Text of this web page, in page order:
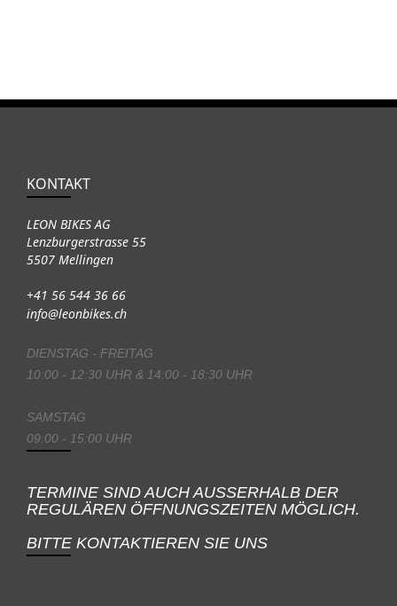
KONTAKT
LEON BIKES AG
Lenzburgerstrasse 55
5507 Mellingen
+41 56 544 36 66
info@leonbikes.ch
DIENSTAG - FREITAG
10:00 - 12:30 UHR & 14:00 - 18:30 UHR
SAMSTAG
09:00 - 15:00 UHR
TERMINE SIND AUCH AUSSERHALB DER
REGULÄREN ÖFFNUNGSZEITEN MÖGLICH.
BITTE KONTAKTIEREN SIE UNS